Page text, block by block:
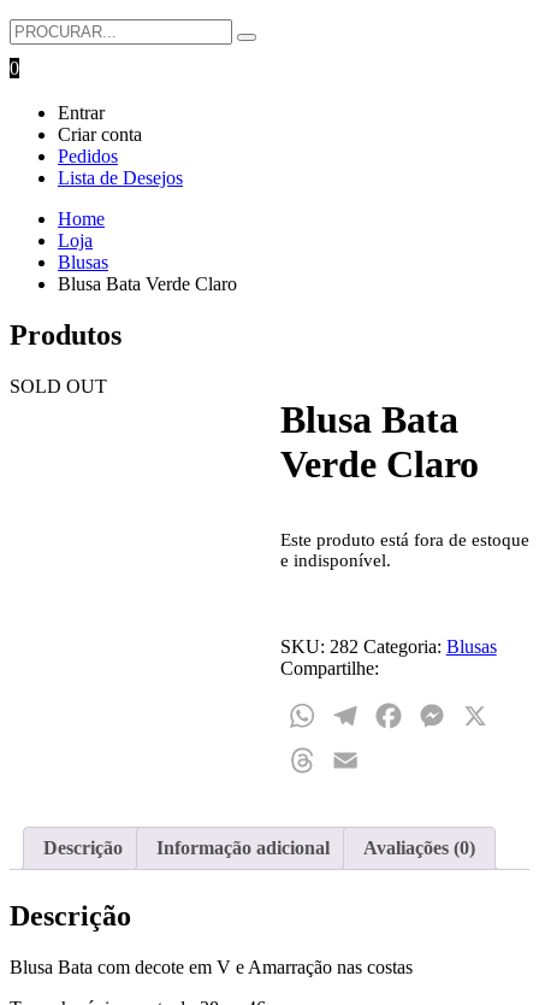
0
Entrar
Criar conta
Pedidos
Lista de Desejos
Home
Loja
Blusas
Blusa Bata Verde Claro
Produtos
SOLD OUT
Blusa Bata
Verde Claro
Este produto está fora de estoque
e indisponível.
SKU: 282 Categoria: Blusas
Compartilhe:
WhatsAppTelegramFacebookMessenger
Threads
Descrição Informação adicional Avaliações (0)
Descrição
Blusa Bata com decote em V e Amarração nas costas